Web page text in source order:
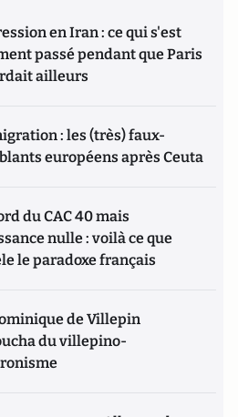
en Iran : ce qui s'est
passé pendant que Paris
ailleurs
: les (très) faux-
européens après Ceuta
du CAC 40 mais
nulle : voilà ce que
le paradoxe français
de Villepin
du villepino-